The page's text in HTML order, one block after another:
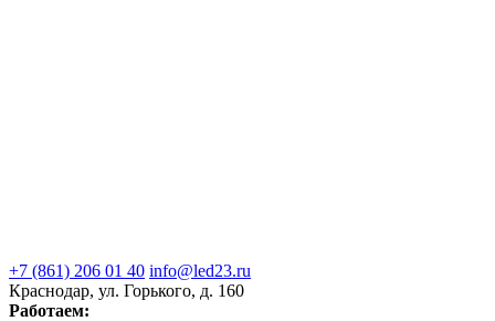
+7 (861) 206 01 40 info@led23.ru
Краснодар, ул. Горького, д. 160
Работаем: